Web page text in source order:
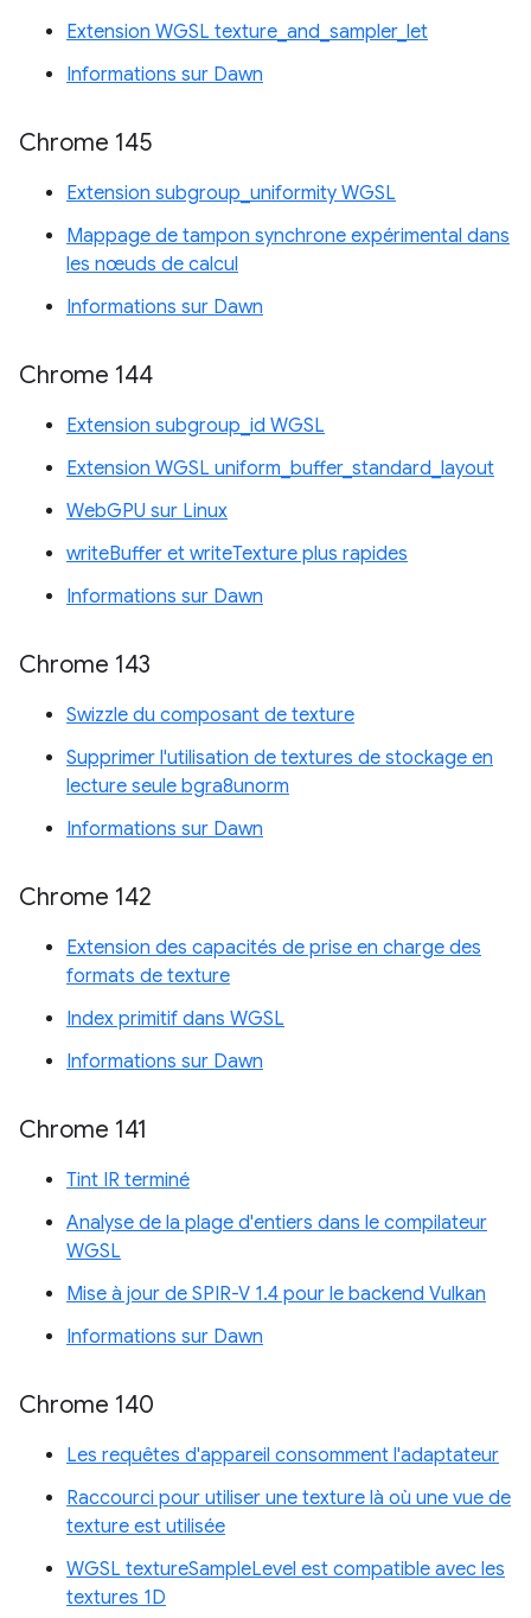
Extension WGSL texture_and_sampler_let
Informations sur Dawn
Chrome 145
Extension subgroup_uniformity WGSL
Mappage de tampon synchrone expérimental dans
les nœuds de calcul
Informations sur Dawn
Chrome 144
Extension subgroup_id WGSL
Extension WGSL uniform_buffer_standard_layout
WebGPU sur Linux
writeBuffer et writeTexture plus rapides
Informations sur Dawn
Chrome 143
Swizzle du composant de texture
Supprimer l'utilisation de textures de stockage en
lecture seule bgra8unorm
Informations sur Dawn
Chrome 142
Extension des capacités de prise en charge des
formats de texture
Index primitif dans WGSL
Informations sur Dawn
Chrome 141
Tint IR terminé
Analyse de la plage d'entiers dans le compilateur
WGSL
Mise à jour de SPIR-V 1.4 pour le backend Vulkan
Informations sur Dawn
Chrome 140
Les requêtes d'appareil consomment l'adaptateur
Raccourci pour utiliser une texture là où une vue de
texture est utilisée
WGSL textureSampleLevel est compatible avec les
textures 1D